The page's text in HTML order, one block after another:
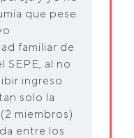
que pese
familiar de
SEPE, al no
ingreso
solo la
miembros)
entre los